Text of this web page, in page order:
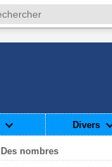
Divers
Des nombres